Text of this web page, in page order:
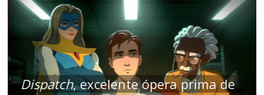
Dispatch, excelente ópera prima de